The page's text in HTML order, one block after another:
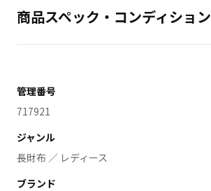
商品スペック・コンディション
管理番号
717921
ジャンル
長財布 ／ レディース
ブランド